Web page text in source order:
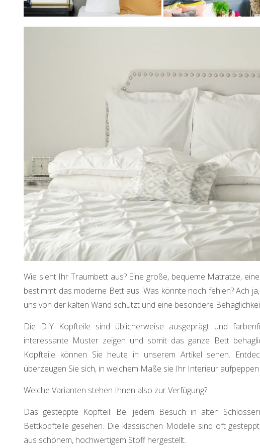
Wie sieht Ihr Traumbett aus? Eine große, bequeme Matratze,
bestimmt das moderne Bett aus. Was könnte noch fehlen? Ach
uns von der kalten Wand schützt und eine besondere
Die DIY Kopfteile sind üblicherweise ausgeprägt und
interessante Muster zeigen und somit das ganze Bett
Kopfteile können Sie heute in unserem Artikel sehen.
überzeugen Sie sich, in welchem Maße sie Ihr Interieur
Welche Varianten stehen Ihnen also zur Verfügung?
Das gesteppte Kopfteil: Bei jedem Besuch in alten
Bettkopfteile gesehen. Die klassischen Modelle sind oft
aus schönem, hochwertigem Stoff hergestellt.